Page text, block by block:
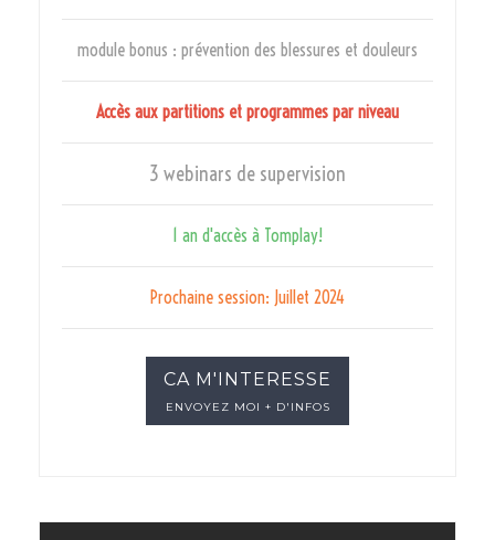
module bonus : prévention des blessures et douleurs
Accès aux partitions et programmes par niveau
3 webinars de supervision
1 an d'accès à Tomplay!
Prochaine session: Juillet 2024
CA M'INTERESSE
ENVOYEZ MOI + D'INFOS